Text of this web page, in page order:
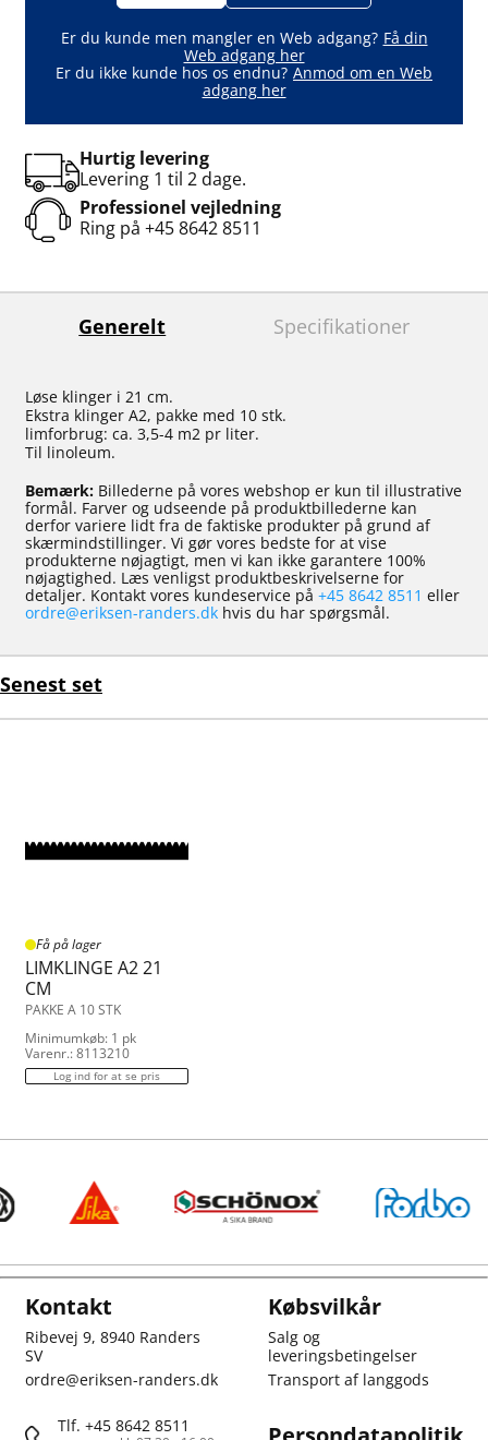
Er du kunde men mangler en Web adgang? Få din
Web adgang her
Er du ikke kunde hos os endnu? Anmod om en Web
adgang her
Hurtig levering
Levering 1 til 2 dage.
Professionel vejledning
Ring på +45 8642 8511
Generelt Specifikationer
Løse klinger i 21 cm.
Ekstra klinger A2, pakke med 10 stk.
limforbrug: ca. 3,5-4 m2 pr liter.
Til linoleum.
Bemærk: Billederne på vores webshop er kun til illustrative
formål. Farver og udseende på produktbillederne kan
derfor variere lidt fra de faktiske produkter på grund af
skærmindstillinger. Vi gør vores bedste for at vise
produkterne nøjagtigt, men vi kan ikke garantere 100%
nøjagtighed. Læs venligst produktbeskrivelserne for
detaljer. Kontakt vores kundeservice på +45 8642 8511 eller
ordre@eriksen-randers.dk hvis du har spørgsmål.
Senest set
Få på lager
LIMKLINGE A2 21
CM
PAKKE A 10 STK
Minimumkøb: 1 pk
Varenr.: 8113210
Log ind for at se pris
Kontakt
Ribevej 9, 8940 Randers
SV
ordre@eriksen-randers.dk
Tlf. +45 8642 8511
Købsvilkår
Salg og
leveringsbetingelser
Transport af langgods